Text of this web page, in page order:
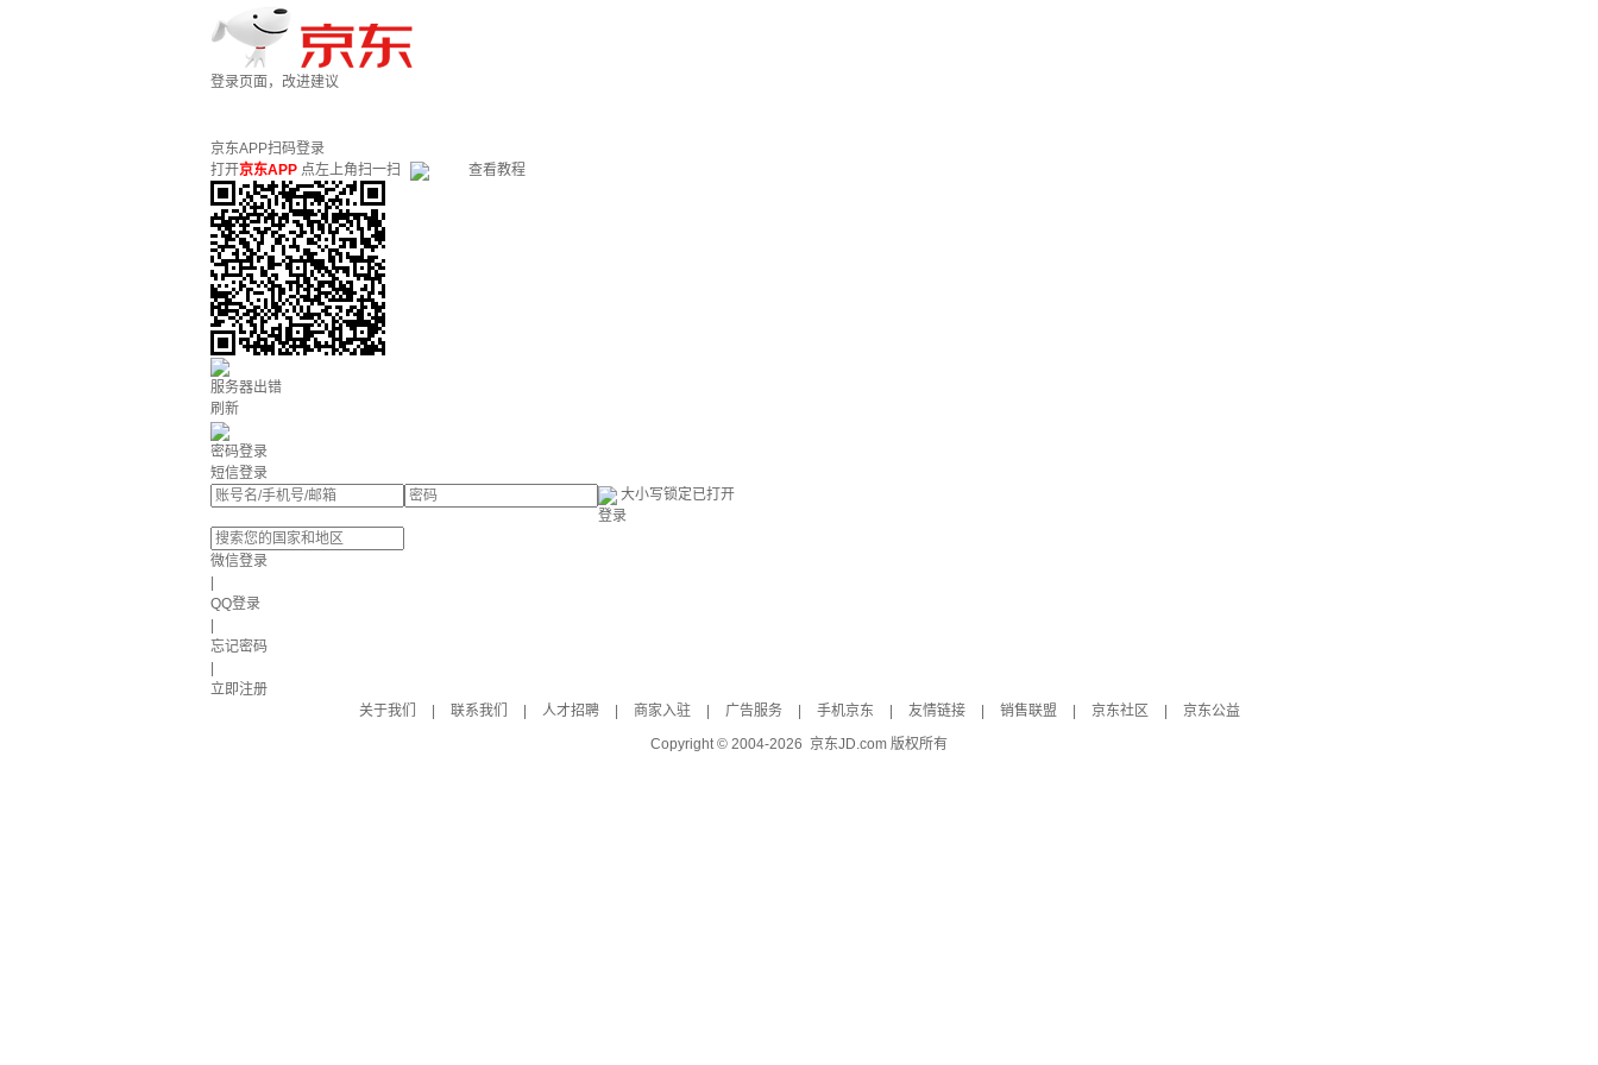
登录页面，改进建议
京东APP扫码登录
打开京东APP 点左上角扫一扫 查看教程
服务器出错
刷新
密码登录
短信登录
大小写锁定已打开
登录
微信登录
QQ登录
忘记密码
立即注册
关于我们
联系我们 人才招聘 商家入驻 广告服务 手机京东 友情链接 销售联盟 京东社区
京东公益
Copyright © 2004-2026 京东JD.com 版权所有